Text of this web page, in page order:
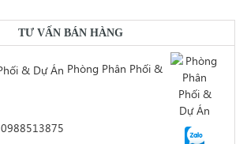
TƯ VẤN BÁN HÀNG
Phòng Phân Phối &
0988513875